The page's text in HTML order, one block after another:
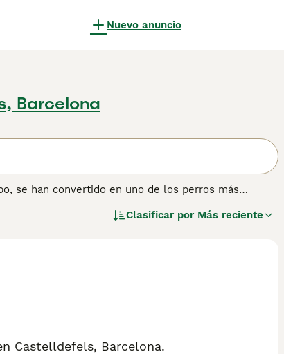
Nuevo anuncio
Barcelona
se han convertido en uno de los perros más
se conoce como el "Rey de los perros" y es un
sobre esta raza de perro.
Clasificar por Más reciente
Castelldefels, Barcelona.